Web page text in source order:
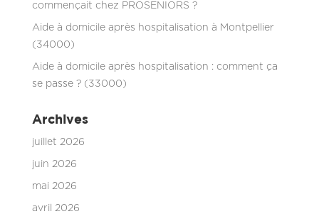
commençait chez PROSENIORS ?
Aide à domicile après hospitalisation à Montpellier
(34000)
Aide à domicile après hospitalisation : comment ça
se passe ? (33000)
Archives
juillet 2026
juin 2026
mai 2026
avril 2026